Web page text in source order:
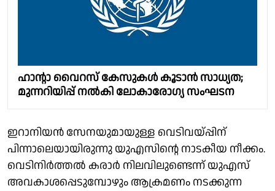
ഹാൻ്റാ വൈറസ് കേസുകള്‍ കൂടാന്‍ സാധ്യത;
മുന്നറിയിപ്പ് നല്‍കി ലോകാരോഗ്യ സംഘടന
ഇറാനിയന്‍ സേനയുമായുള്ള വെടിവയ്പ്പിന്
പിന്നാലെയായിരുന്നു യുഎസിന്റെ നാടകീയ നീക്കം.
വെടിനിര്‍ത്തല്‍ കരാര്‍ നിലവിലുണ്ടെന്ന് യുഎസ്
അവകാശപ്പെടുമ്പോഴും ആക്രമണം നടക്കുന്ന